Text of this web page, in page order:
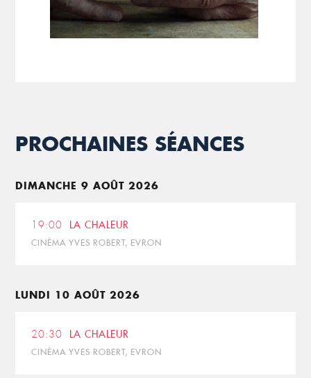
PROCHAINES SÉANCES
DIMANCHE 9 AOÛT 2026
19:00 LA CHALEUR
CINÉMA YVES ROBERT, EVRON
LUNDI 10 AOÛT 2026
20:30 LA CHALEUR
CINÉMA YVES ROBERT, EVRON